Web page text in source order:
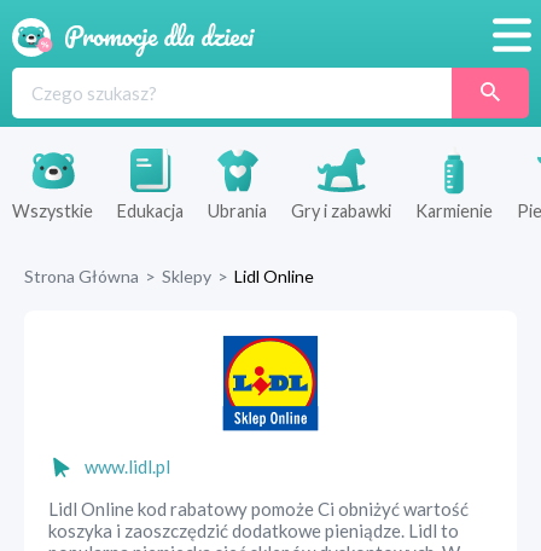
Produkty
Sklepy
Wszystkie Edukacja Ubrania Gry i zabawki Karmienie
Strona Główna > Sklepy > Lidl Online
www.lidl.pl
Lidl Online kod rabatowy pomoże Ci obniżyć wartość
koszyka i zaoszczędzić dodatkowe pieniądze. Lidl to